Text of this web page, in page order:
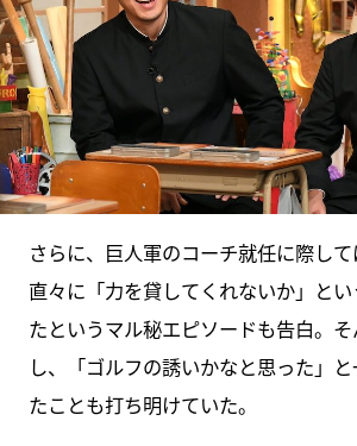
さらに、巨人軍のコーチ就任に際し
直々に「力を貸してくれないか」と
たというマル秘エピソードも告白。
し、「ゴルフの誘いかなと思った」
たことも打ち明けていた。